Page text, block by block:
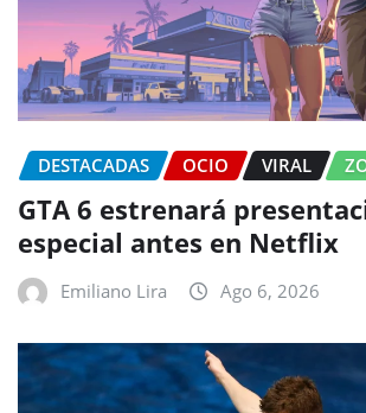
DESTACADAS OCIO VIRAL
GTA 6 estrenará
especial antes en Netflix
Emiliano Lira Ago 6, 2026